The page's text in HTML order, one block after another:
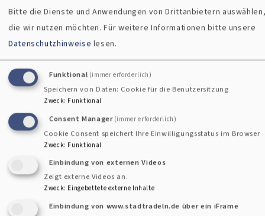
Ich nehme das Licht in mich hinein
Bitte die Dienste und Anwendungen von Drittanbietern
die wir nutzen möchten.Für weitere Informationen bitte unsere
Datenschutzhinweise lesen.
Funktional (immer erforderlich)
Speichern von Daten: Cookie für die Benutzersitzung
Zweck: Funktional
Consent Manager (immer erforderlich)
Cookie Consent speichert Ihre Einwilligungsstatus im Browser
Zweck: Funktional
Einbindung von externen Videos
Zeigt externe Videos an.
Zweck: Eingebettete externe Inhalte
Einbindung von www.stadtradeln.de über ein iFrame